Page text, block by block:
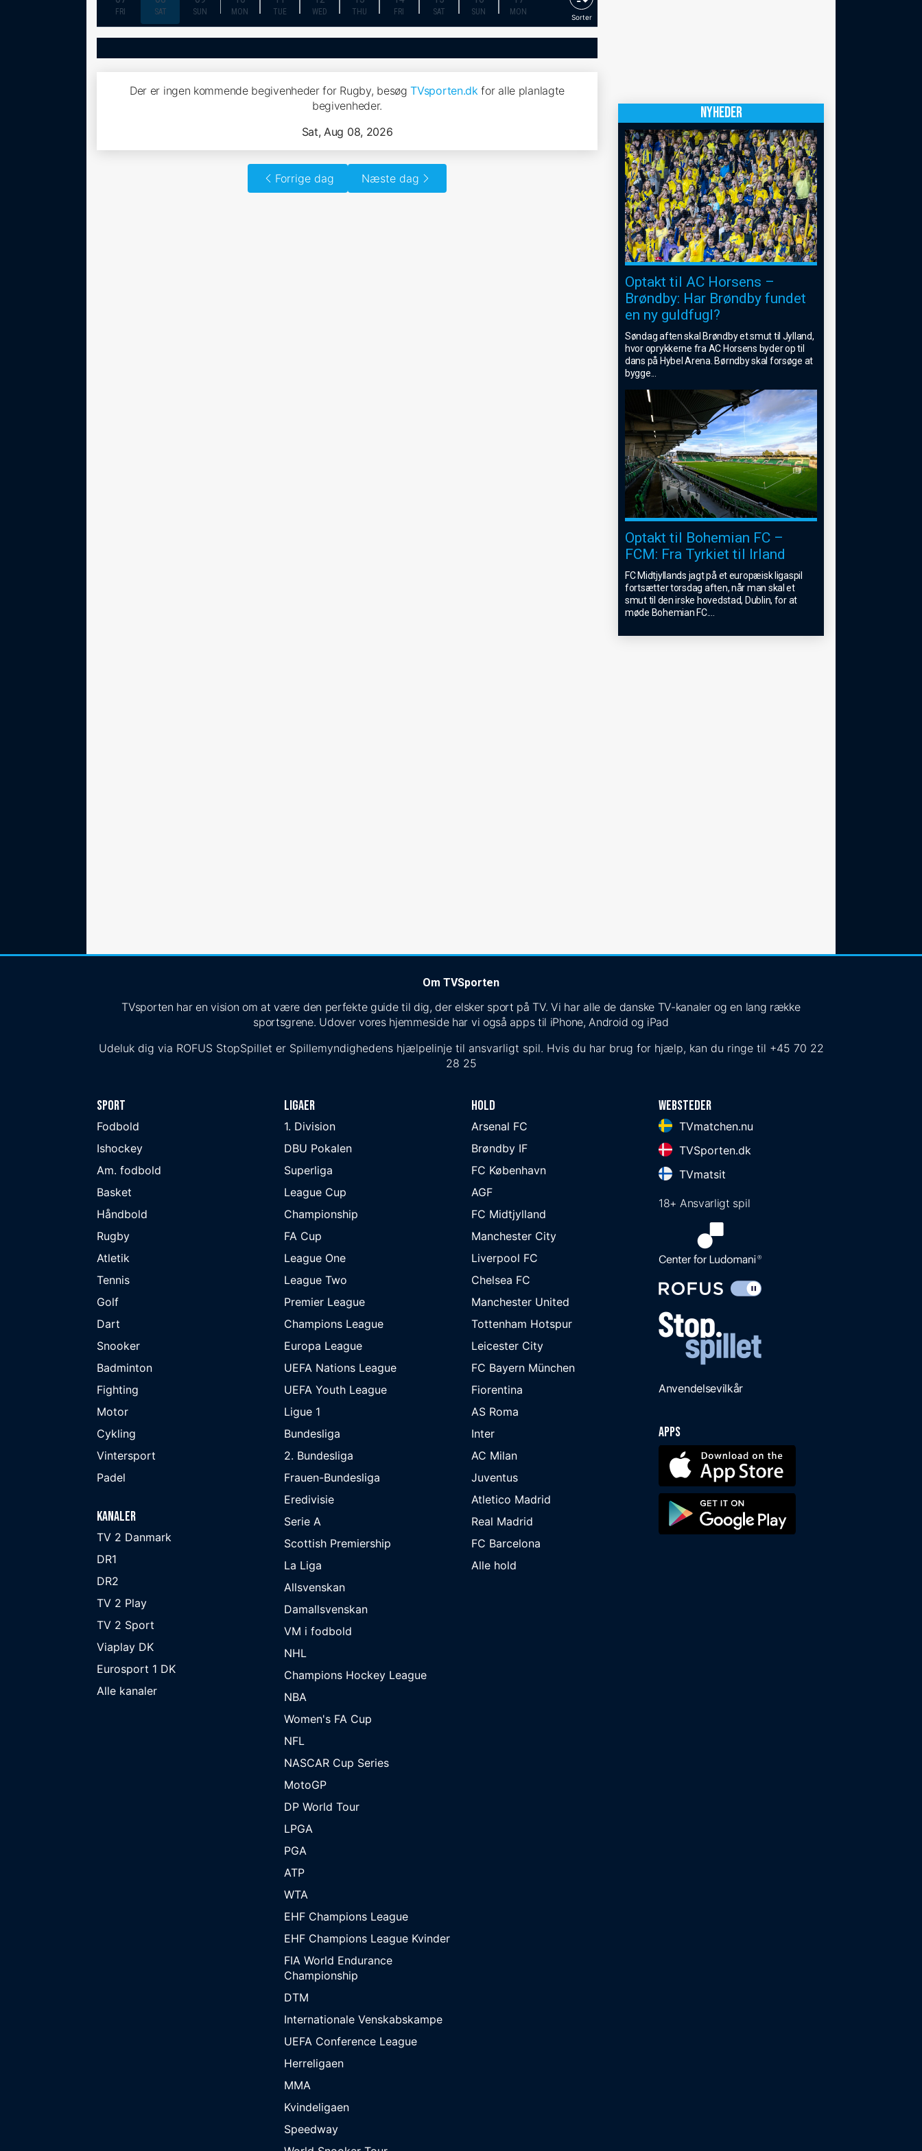
FRI SAT SUN MON TUE WED THU FRI SAT SUN MON
Sorter
Der er ingen kommende begivenheder for Rugby, besøgTVsporten.dk for alle planlagte
begivenheder.
Sat, Aug 08, 2026
Forrige dag Næste dag
NYHEDER
Optakt til AC Horsens –
Brøndby: Har Brøndby fundet
en ny guldfugl?
Søndag aften skal Brøndby et smut til Jylland,
hvor oprykkerne fra AC Horsens byder op til
dans på Hybel Arena. Børndby skal forsøge at
bygge...
Optakt til Bohemian FC –
FCM: Fra Tyrkiet til Irland
FC Midtjyllands jagt på et europæisk ligaspil
fortsætter torsdag aften, når man skal et
smut til den irske hovedstad, Dublin, for at
møde Bohemian FC.
Om TVSporten
TVsporten har en vision om at være den perfekte guide til dig, der elsker sport på TV. Vi har alle de danske TV-kanaler og en lang række
sportsgrene. Udover vores hjemmeside har vi også apps til iPhone, Android og iPad
Udeluk dig via ROFUS StopSpillet er Spillemyndighedens hjælpelinje til ansvarligt spil. Hvis du har brug for hjælp, kan du ringe til +45 70 22
28 25
Sport
Fodbold
Ishockey
Am. fodbold
Basket
Håndbold
Rugby
Atletik
Tennis
Golf
Dart
Snooker
Badminton
Fighting
Motor
Cykling
Vintersport
Padel
Kanaler
TV 2 Danmark
DR1
DR2
TV 2 Play
TV 2 Sport
Viaplay DK
Eurosport 1 DK
Alle kanaler
Ligaer
1. Division
DBU Pokalen
Superliga
League Cup
Championship
FA Cup
League One
League Two
Premier League
Champions League
Europa League
UEFA Nations League
UEFA Youth League
Ligue 1
Bundesliga
2. Bundesliga
Frauen-Bundesliga
Eredivisie
Serie A
Scottish Premiership
La Liga
Allsvenskan
Damallsvenskan
VM i fodbold
NHL
Champions Hockey League
NBA
Women's FA Cup
NFL
NASCAR Cup Series
MotoGP
DP World Tour
LPGA
PGA
ATP
WTA
EHF Champions League
EHF Champions League Kvinder
FIA World Endurance
Championship
DTM
Internationale Venskabskampe
UEFA Conference League
Herreligaen
MMA
Kvindeligaen
Speedway
Hold
Arsenal FC
Brøndby IF
FC København
AGF
FC Midtjylland
Manchester City
Liverpool FC
Chelsea FC
Manchester United
Tottenham Hotspur
Leicester City
FC Bayern München
Fiorentina
AS Roma
Inter
AC Milan
Juventus
Atletico Madrid
Real Madrid
FC Barcelona
Alle hold
Websteder
TVmatchen.nu
TVSporten.dk
TVmatsit
18+ Ansvarligt spil
Anvendelsevilkår
Apps